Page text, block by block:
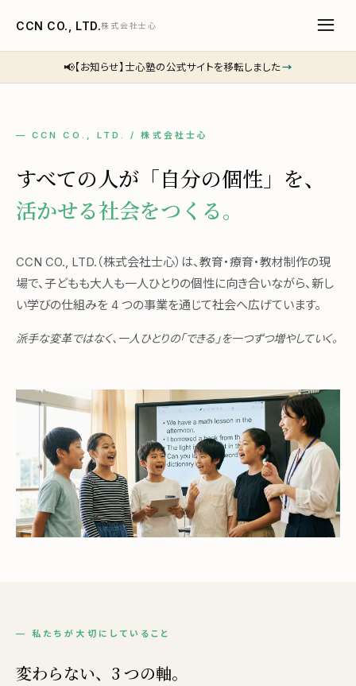
CCN CO., LTD.株式会社士心
📢 【お知らせ】士心塾の公式サイトを移転しました→
— CCN CO., LTD. / 株式会社士心
すべての人が「自分の個性」を、
活かせる社会をつくる。
CCN CO., LTD.（株式会社士心）は、教育・療育・教材制作の現
場で、子どもも大人も一人ひとりの個性に向き合いながら、新し
い学びの仕組みを 4 つの事業を通じて社会へ広げています。
派手な変革ではなく、一人ひとりの「できる」を一つずつ増やしていく。
— 私たちが大切にしていること
変わらない、3 つの軸。